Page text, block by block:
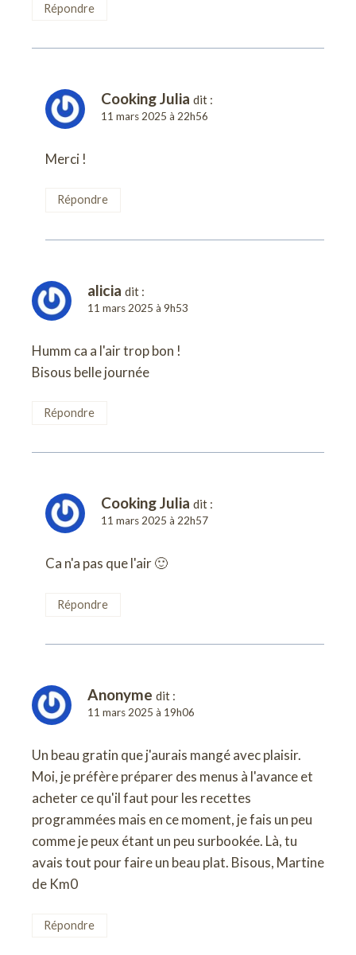
Répondre
Cooking Julia dit :
11 mars 2025 à 22h56
Merci !
Répondre
alicia dit :
11 mars 2025 à 9h53
Humm ca a l'air trop bon !
Bisous belle journée
Répondre
Cooking Julia dit :
11 mars 2025 à 22h57
Ca n'a pas que l'air 🙂
Répondre
Anonyme dit :
11 mars 2025 à 19h06
Un beau gratin que j'aurais mangé avec plaisir.
Moi, je préfère préparer des menus à l'avance et
acheter ce qu'il faut pour les recettes
programmées mais en ce moment, je fais un peu
comme je peux étant un peu surbookée. Là, tu
avais tout pour faire un beau plat. Bisous, Martine
de Km0
Répondre